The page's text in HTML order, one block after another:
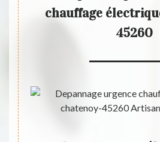
chauffage
45260